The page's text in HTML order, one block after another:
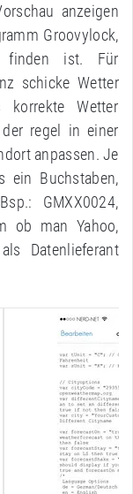
anzeigen
Groovylock,
finden ist. Für
schicke Wetter
Wetter
regel in einer
anpassen. Je
ein Buchstaben,
GMXX0024,
ob man Yahoo,
Datenlieferant